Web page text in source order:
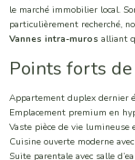
le marché immobilier local.
particulièrement recherché,
Vannes intra-muros alliant
Points forts
Appartement duplex dernier
Emplacement premium en
Vaste pièce de vie lumineuse
Cuisine ouverte moderne
Suite parentale avec salle